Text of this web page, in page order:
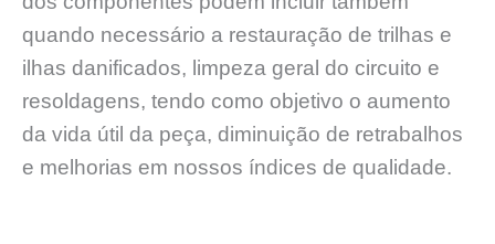
quando necessário a restauração de trilhas e
ilhas danificados, limpeza geral do circuito e
resoldagens, tendo como objetivo o aumento
da vida útil da peça, diminuição de retrabalhos
e melhorias em nossos índices de qualidade.